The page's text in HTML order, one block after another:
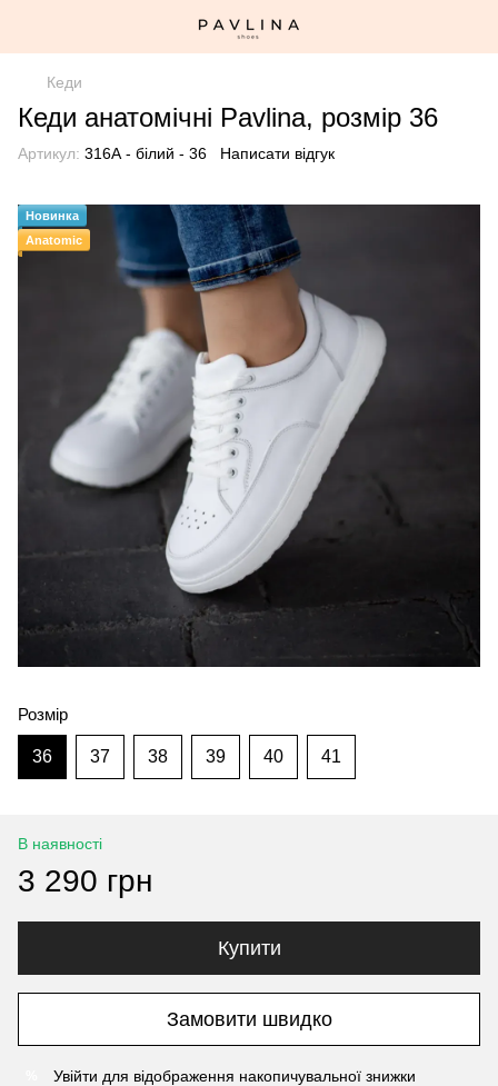
Кеди
Кеди анатомічні Pavlina, розмір 36
Артикул: 316А - білий - 36 Написати відгук
Новинка
Anatomic
Розмір
36 37 38 39 40 41
В наявності
3 290 грн
Купити
Замовити швидко
Увійти для відображення накопичувальної знижки